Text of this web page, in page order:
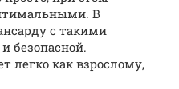
В
с такими
безопасной.
легко как взрослому,